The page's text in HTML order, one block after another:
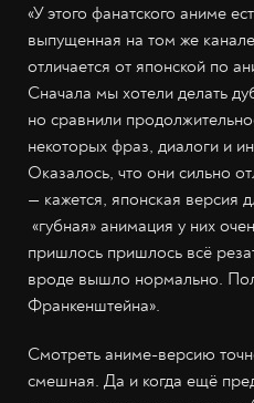
«У этого фанатского аниме
выпущенная на том же
отличается от японской по
Сначала мы хотели делать
но сравнили
некоторых фраз, диалоги и
Оказалось, что они сильно
— кажется, японская версия
«губная» анимация у них
пришлось пришлось всё
вроде вышло нормально.
Франкенштейна».
Смотреть аниме-версию
смешная. Да и когда ещё